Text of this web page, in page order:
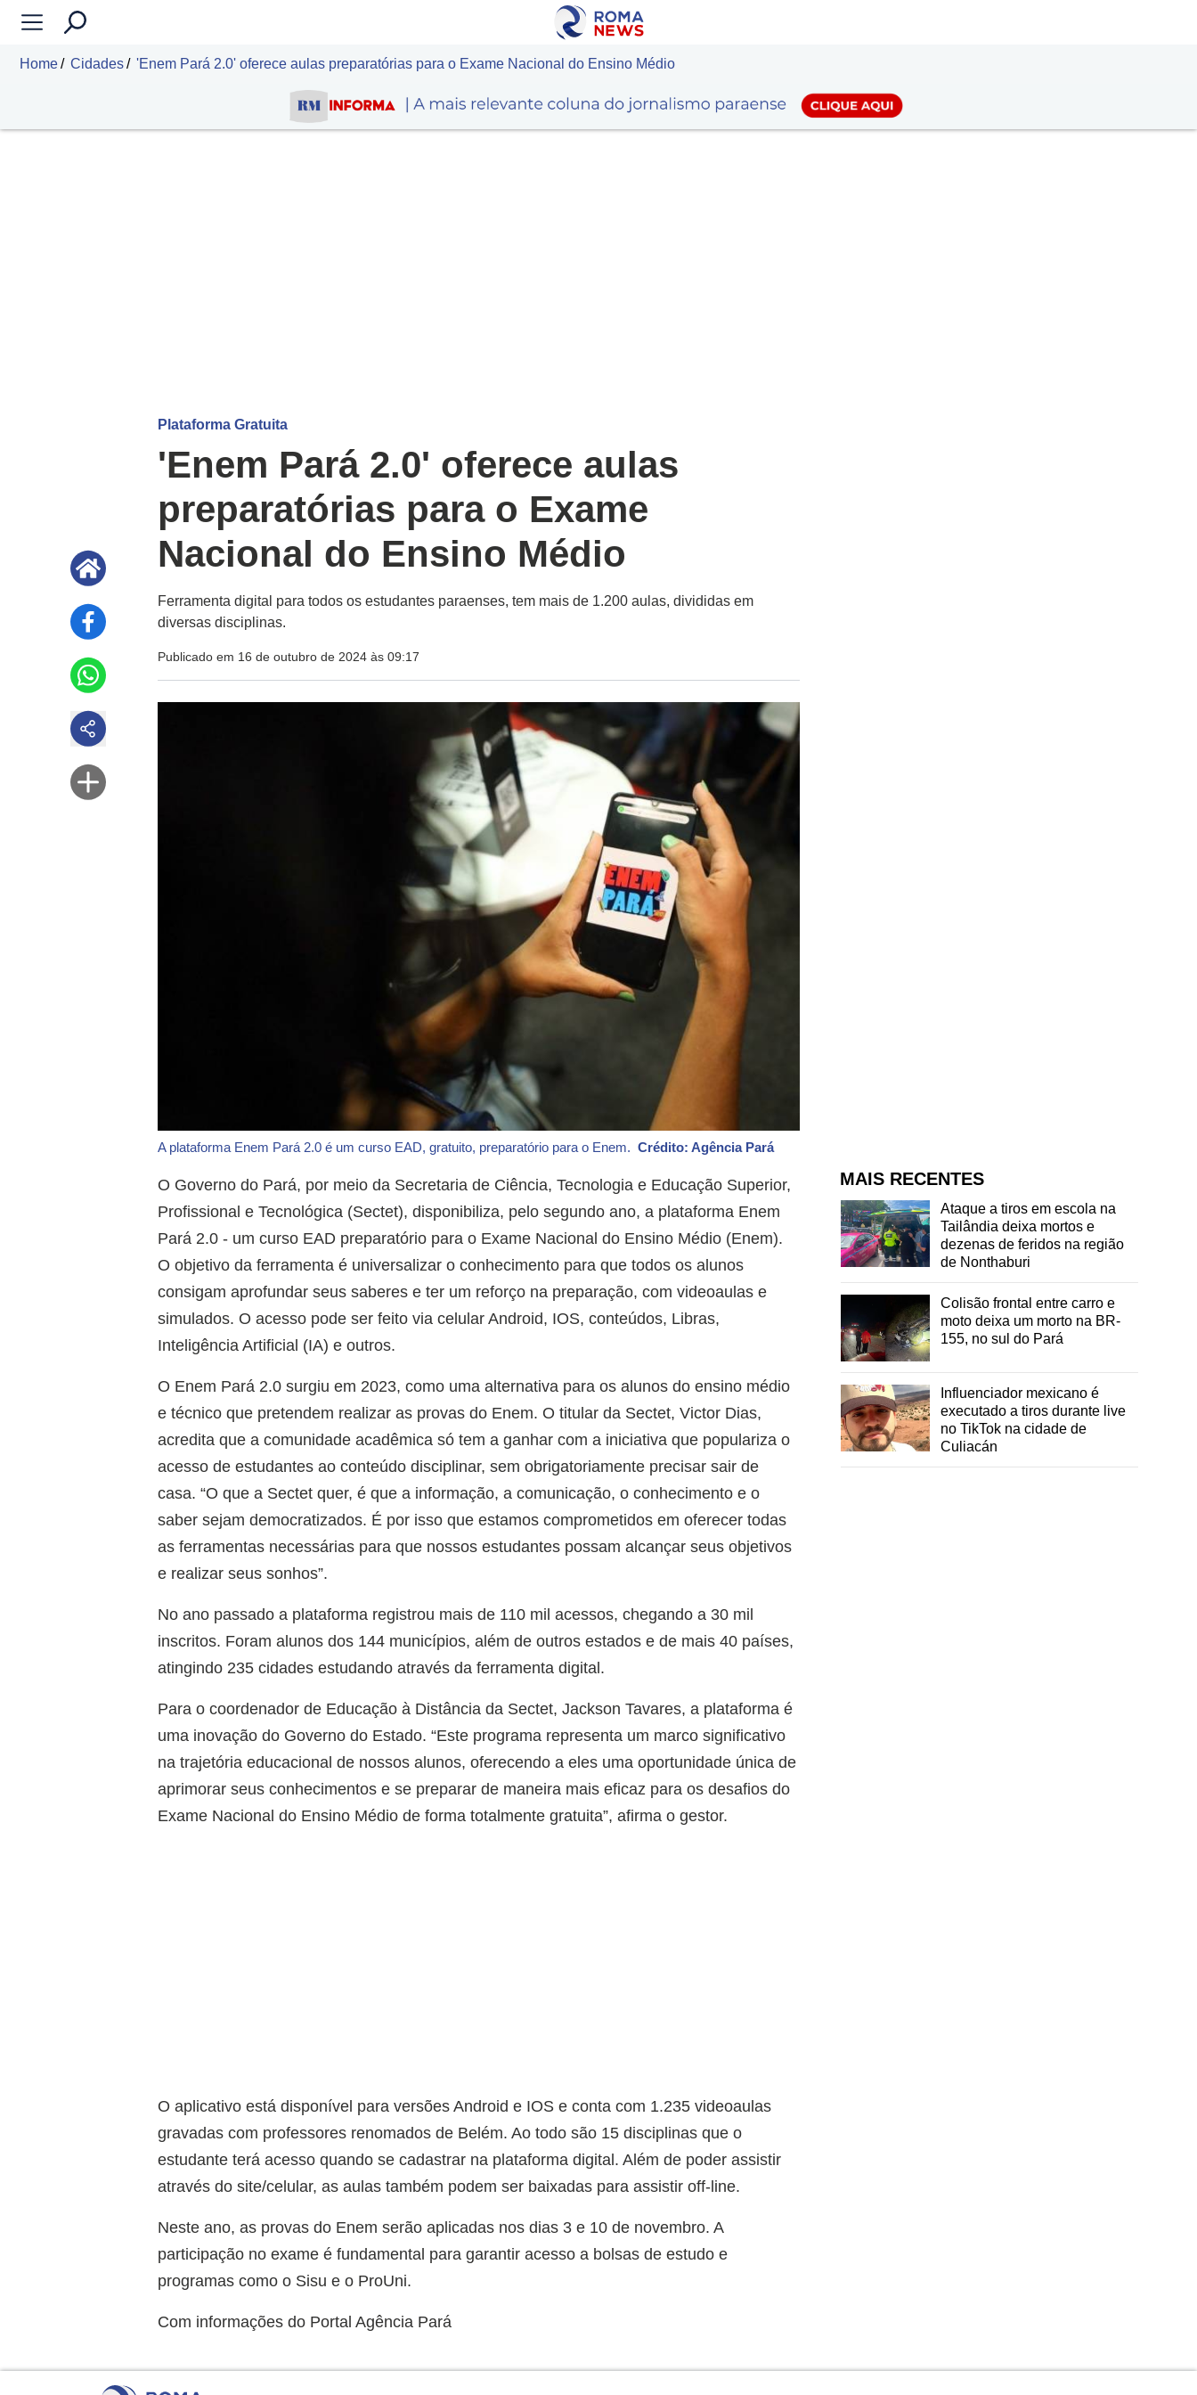
Home Cidades 'Enem Pará 2.0' oferece aulas preparatórias para o Exame Nacional do Ensino Médio
Plataforma Gratuita
'Enem Pará 2.0' oferece aulas
preparatórias para o Exame
Nacional do Ensino Médio
Ferramenta digital para todos os estudantes paraenses, tem mais de 1.200 aulas, divididas em
diversas disciplinas.
Publicado em 16 de outubro de 2024 às 09:17
A plataforma Enem Pará 2.0 é um curso EAD, gratuito, preparatório para o Enem.Crédito: Agência Pará
O Governo do Pará, por meio da Secretaria de Ciência, Tecnologia e Educação Superior,
Profissional e Tecnológica (Sectet), disponibiliza, pelo segundo ano, a plataforma Enem
Pará 2.0 - um curso EAD preparatório para o Exame Nacional do Ensino Médio (Enem).
O objetivo da ferramenta é universalizar o conhecimento para que todos os alunos
consigam aprofundar seus saberes e ter um reforço na preparação, com videoaulas e
simulados. O acesso pode ser feito via celular Android, IOS, conteúdos, Libras,
Inteligência Artificial (IA) e outros.
O Enem Pará 2.0 surgiu em 2023, como uma alternativa para os alunos do ensino médio
e técnico que pretendem realizar as provas do Enem. O titular da Sectet, Victor Dias,
acredita que a comunidade acadêmica só tem a ganhar com a iniciativa que populariza o
acesso de estudantes ao conteúdo disciplinar, sem obrigatoriamente precisar sair de
casa. “O que a Sectet quer, é que a informação, a comunicação, o conhecimento e o
saber sejam democratizados. É por isso que estamos comprometidos em oferecer todas
as ferramentas necessárias para que nossos estudantes possam alcançar seus objetivos
e realizar seus sonhos”.
No ano passado a plataforma registrou mais de 110 mil acessos, chegando a 30 mil
inscritos. Foram alunos dos 144 municípios, além de outros estados e de mais 40 países,
atingindo 235 cidades estudando através da ferramenta digital.
Para o coordenador de Educação à Distância da Sectet, Jackson Tavares, a plataforma é
uma inovação do Governo do Estado. “Este programa representa um marco significativo
na trajetória educacional de nossos alunos, oferecendo a eles uma oportunidade única de
aprimorar seus conhecimentos e se preparar de maneira mais eficaz para os desafios do
Exame Nacional do Ensino Médio de forma totalmente gratuita”, afirma o gestor.
O aplicativo está disponível para versões Android e IOS e conta com 1.235 videoaulas
gravadas com professores renomados de Belém. Ao todo são 15 disciplinas que o
estudante terá acesso quando se cadastrar na plataforma digital. Além de poder assistir
através do site/celular, as aulas também podem ser baixadas para assistir off-line.
Neste ano, as provas do Enem serão aplicadas nos dias 3 e 10 de novembro. A
participação no exame é fundamental para garantir acesso a bolsas de estudo e
programas como o Sisu e o ProUni.
Com informações do Portal Agência Pará
MAIS RECENTES
Ataque a tiros em escola na
Tailândia deixa mortos e
dezenas de feridos na região
de Nonthaburi
Colisão frontal entre carro e
moto deixa um morto na BR-
155, no sul do Pará
Influenciador mexicano é
executado a tiros durante live
no TikTok na cidade de
Culiacán